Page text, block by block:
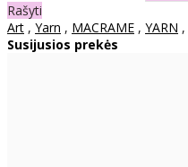
Rašyti
Art , Yarn , MACRAME , YARN ,
Susijusios prekės